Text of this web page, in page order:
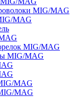
MIG/MAG
MAG
MIG/MAG
MIG/MAG
MAG
MAG